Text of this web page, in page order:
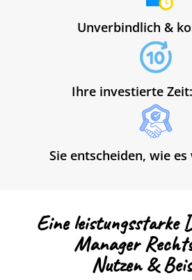
Sie entscheiden, wie
Ihre investierte
Unverbindlich &
Eine leistungsstarke
Manager
Nutzen &